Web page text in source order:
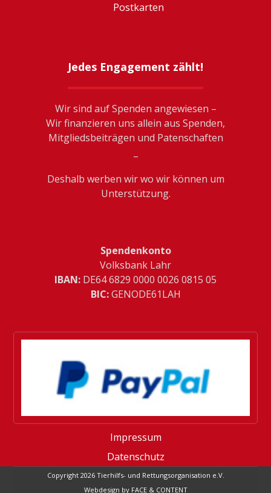
Postkarten
Jedes Engagement zählt!
Wir sind auf Spenden angewiesen –
Wir finanzieren uns allein aus Spenden,
Mitgliedsbeiträgen und Patenschaften
Deshalb werben wir wo wir können um
Unterstützung.
Spendenkonto
Volksbank Lahr
IBAN: ­DE64 6829 0000 0026 0815 05
BIC:GENODE61LAH
Impressum
Datenschutz
Copyright 2026 Tierhilfs- und Rettungsorganisation e.V.
Webdesign by FACE & CONTENT